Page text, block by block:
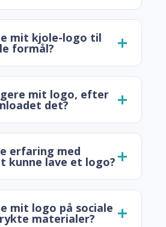
mit kjole-logo til
formål?
mit logo, efter
det?
erfaring med
kunne lave et logo?
mit logo på sociale
materialer?